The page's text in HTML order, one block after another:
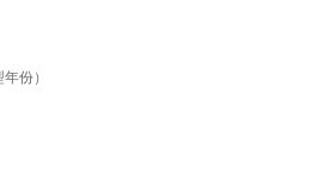
份）